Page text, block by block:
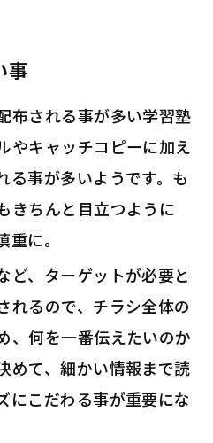
事
布される事が多い学習塾
やキャッチコピーに加え
る事が多いようです。も
きちんと目立つように
に。
ど、ターゲットが必要と
れるので、チラシ全体の
、何を一番伝えたいのか
めて、細かい情報まで読
にこだわる事が重要にな